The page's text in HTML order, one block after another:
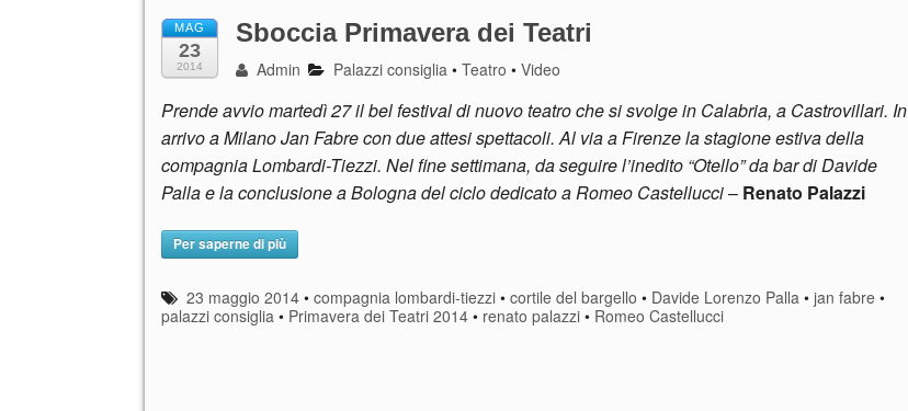
MAG
23
2014
Sboccia Primavera dei Teatri
Admin Palazzi consiglia •Teatro •Video
Prende avvio martedì 27 il bel festival di nuovo teatro che si svolge in Calabria, a Castrovillari. In
arrivo a Milano Jan Fabre con due attesi spettacoli. Al via a Firenze la stagione estiva della
compagnia Lombardi-Tiezzi. Nel fine settimana, da seguire l’inedito “Otello” da bar di Davide
Palla e la conclusione a Bologna del ciclo dedicato a Romeo Castellucci– Renato Palazzi
Per saperne di più
23 maggio 2014 •compagnia lombardi-tiezzi •cortile del bargello • Davide Lorenzo Palla •jan fabre •
palazzi consiglia • Primavera dei Teatri 2014 • renato palazzi • Romeo Castellucci